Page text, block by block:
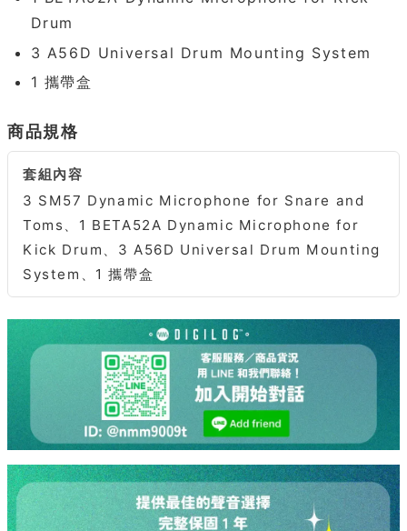
Drum
3 A56D Universal Drum Mounting System
1 攜帶盒
商品規格
套組內容
3 SM57 Dynamic Microphone for Snare and
Toms、1 BETA52A Dynamic Microphone for
Kick Drum、3 A56D Universal Drum Mounting
System、1 攜帶盒